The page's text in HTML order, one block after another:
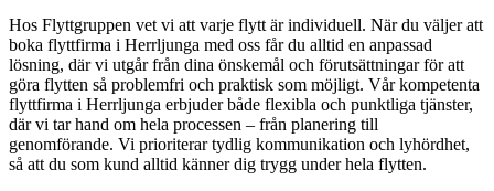
Hos Flyttgruppen vet vi att varje flytt är individuell. När du väljer att
boka flyttfirma i Herrljunga med oss får du alltid en anpassad
lösning, där vi utgår från dina önskemål och förutsättningar för att
göra flytten så problemfri och praktisk som möjligt. Vår kompetenta
flyttfirma i Herrljunga erbjuder både flexibla och punktliga tjänster,
där vi tar hand om hela processen – från planering till
genomförande. Vi prioriterar tydlig kommunikation och lyhördhet,
så att du som kund alltid känner dig trygg under hela flytten.